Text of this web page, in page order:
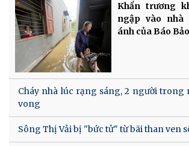
Khẩn trương
ngập vào nhà
ánh của Báo
Cháy nhà lúc rạng sáng, 2 người trong
vong
Sông Thị Vải bị "bức tử" từ bãi than ven